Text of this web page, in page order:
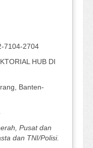
7104-2704
HUB DI
Banten-
Pusat dan
dan TNI/Polisi.